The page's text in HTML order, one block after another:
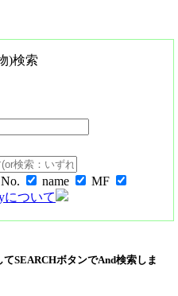
)検索
name
MF
について
SEARCHボタンでAnd検索しま